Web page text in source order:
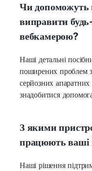
Чи допоможуть
виправити
вебкамерою?
Наші детальні
поширених проблем
серйозних
знадобитися
З якими
працюють ваші
Наші рішення